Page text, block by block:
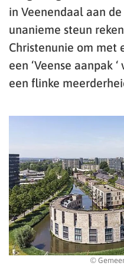
in Veenendaal aan
unanieme steun
Christenunie om met
een ‘Veense aanpak
een flinke
©